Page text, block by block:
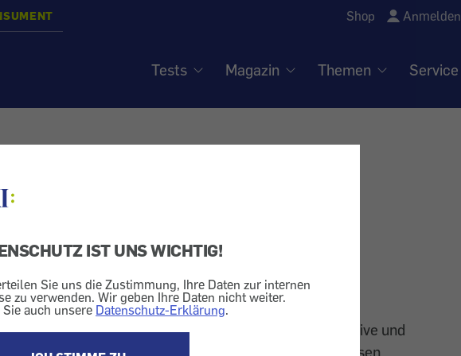
IST UNS WICHTIG!
Sie uns die Zustimmung, Ihre Daten zur internen
zu verwenden. Wir geben Ihre Daten nicht weiter.
Sie auch unsere Datenschutz-Erklärung.
Shop Anmelden
Tests Magazin Themen Service
-
kontaktieren
Konsumentenschutz
gekommen, dass beim Kreditschutzverband negative und
Bonität gespeichert sind. Habe ich das Recht, diesen